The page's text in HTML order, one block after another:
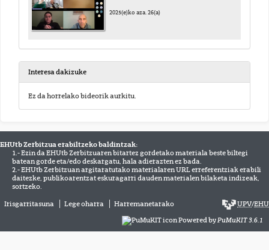
2025(e)ko aza. 26(a)
Interesa dakizuke
Ez da horrelako bideorik aurkitu.
EHUtb Zerbitzua erabiltzeko baldintzak:
1.- Ezin da EHUtb Zerbitzuaren bitartez gordetako materiala beste biltegi
batean gorde eta/edo deskargatu, hala adierazten ez bada.
2.- EHUtb Zerbitzuan argitaratutako materialaren URL erreferentziak erabili
daitezke, publikoarentzat eskuragarri dauden materialen bilaketa indizeak,
sortzeko.
Irisgarritasuna Lege oharra Harremanetarako UPV/EHU
Powered by PuMuKIT 3.6.1